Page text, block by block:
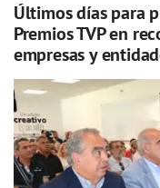
Últimos días para
Premios TVP en
empresas y